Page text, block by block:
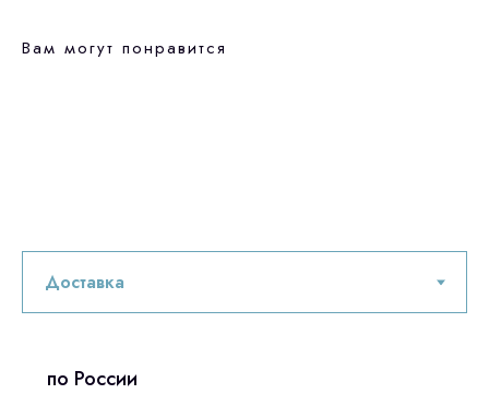
Вам могут понравится
по России